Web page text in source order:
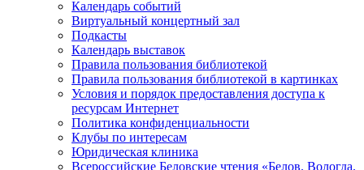
Календарь событий
Виртуальный концертный зал
Подкасты
Календарь выставок
Правила пользования библиотекой
Правила пользования библиотекой в картинках
Условия и порядок предоставления доступа к
ресурсам Интернет
Политика конфиденциальности
Клубы по интересам
Юридическая клиника
Всероссийские Беловские чтения «Белов. Вологда.